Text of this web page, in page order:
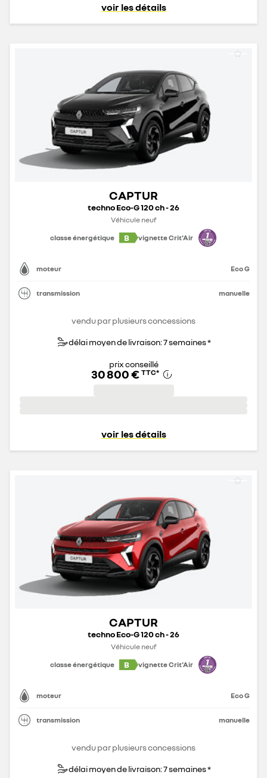
voir les détails
CAPTUR
techno Eco-G 120 ch - 26
Véhicule neuf
classe énergétique
B vignette Crit'Air
moteur Eco G
transmission manuelle
vendu par plusieurs concessions
délai moyen de livraison: 7 semaines *
prix conseillé
30 800 € TTC*
voir les détails
CAPTUR
techno Eco-G 120 ch - 26
Véhicule neuf
classe énergétique
B vignette Crit'Air
moteur Eco G
transmission manuelle
vendu par plusieurs concessions
délai moyen de livraison: 7 semaines *